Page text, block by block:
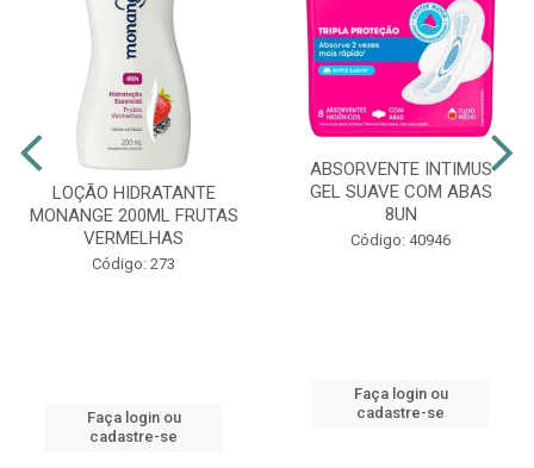
LOÇÃO HIDRATANTE
MONANGE 200ML FRUTAS
VERMELHAS
Código: 273
Faça login ou
cadastre-se
ABSORVENTE INTIMUS
GEL SUAVE COM ABAS
8UN
Código: 40946
Faça login ou
cadastre-se